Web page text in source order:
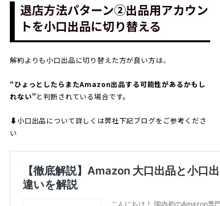
退店方法パターン②出品用アカウン
トを小口出品に切り替える
解約よりも小口出品に切り替えた方が良い方は、
“ひょっとしたらまたAmazon出品する可能性があるかもし
れない”と判断されている場合です。
⬇︎小口出品について詳しくは弊社下記ブログをご参考くださ
い